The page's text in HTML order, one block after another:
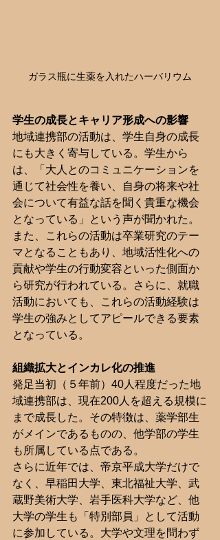
ガラス瓶に生薬を入れたハーバリウム
学生の成長とキャリア形成への影響
地域連携部の活動は、学生自身の成長
にも大きく寄与している。学生から
は、「大人とのコミュニケーションを
通じて社会性を養い、自身の将来や社
会について有益な話を聞く貴重な機会
となっている」という声が聞かれた。
また、これらの活動は卒業研究のテー
マとなることもあり、地域活性化への
貢献や学生の行動変容といった側面か
ら研究が行われている。さらに、就職
活動においても、これらの活動経験は
学生の強みとしてアピールできる要素
となっている。
組織拡大とインカレ化の推進
発足当初（５年前）40人程度だった地
域連携部は、現在200人を超える規模に
まで成長した。その特徴は、薬学部生
がメインであるものの、他学部の学生
も所属している点である。
さらに近年では、帝京平成大学だけで
なく、早稲田大学、東北福祉大学、武
蔵野美術大学、岩手医科大学など、他
大学の学生も「特別部員」として活動
に参加している。大学や文理を問わず